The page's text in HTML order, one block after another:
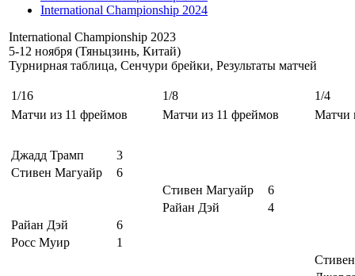
International Championship 2024
International Championship 2023
5-12 ноября (Тяньцзинь, Китай)
Турнирная таблица, Сенчури брейки, Результаты матчей
1/16 1/8
1/4
Матчи из 11 фреймов
Матчи из 11 фреймов Матчи
Джадд Трамп
3
Стивен Магуайр
6
Стивен Магуайр
6
Райан Дэй
4
Райан Дэй
6
Росс Муир
1